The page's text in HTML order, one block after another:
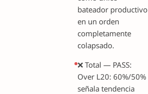
bateador productivo
en un orden
completamente
colapsado.
❌ Total — PASS:
Over L20: 60%/50%
señala tendencia